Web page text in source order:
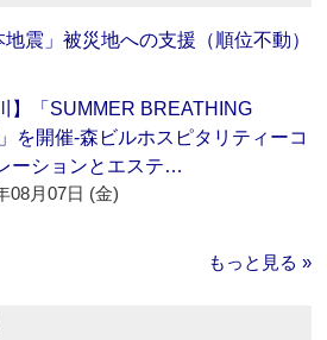
震」被災地への支援（順位不動）
】「SUMMER BREATHING
を開催‐森ビルホスピタリティーコ
ーションとエステ…
08月07日 (金)
もっと見る »